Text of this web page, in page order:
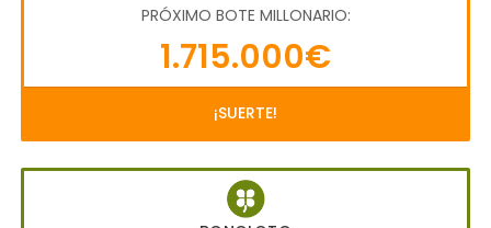
PRÓXIMO BOTE MILLONARIO:
1.715.000€
¡SUERTE!